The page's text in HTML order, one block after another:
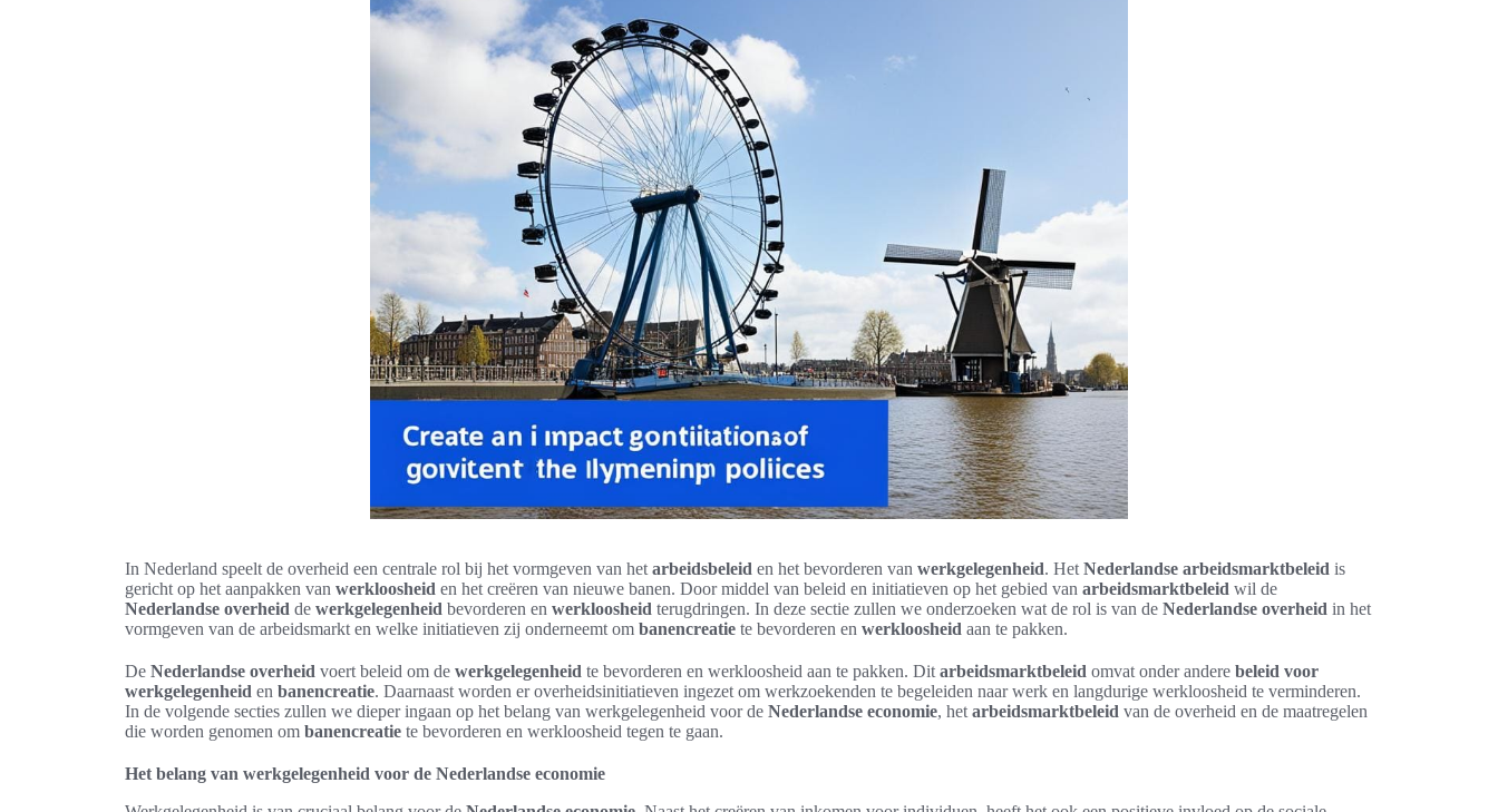
In Nederland speelt de overheid een centrale rol bij het vormgeven van het arbeidsbeleid en het bevorderen van werkgelegenheid. Het Nederlandse arbeidsmarktbeleid is
gericht op het aanpakken van werkloosheid en het creëren van nieuwe banen. Door middel van beleid en initiatieven op het gebied van arbeidsmarktbeleid wil de
Nederlandse overheid de werkgelegenheid bevorderen en werkloosheid terugdringen. In deze sectie zullen we onderzoeken wat de rol is van de Nederlandse overheid in het
vormgeven van de arbeidsmarkt en welke initiatieven zij onderneemt om banencreatie te bevorderen en werkloosheid aan te pakken.
De Nederlandse overheid voert beleid om de werkgelegenheid te bevorderen en werkloosheid aan te pakken. Dit arbeidsmarktbeleid omvat onder andere beleid voor
werkgelegenheid en banencreatie. Daarnaast worden er overheidsinitiatieven ingezet om werkzoekenden te begeleiden naar werk en langdurige werkloosheid te verminderen.
In de volgende secties zullen we dieper ingaan op het belang van werkgelegenheid voor de Nederlandse economie, het arbeidsmarktbeleid van de overheid en de maatregelen
die worden genomen om banencreatie te bevorderen en werkloosheid tegen te gaan.
Het belang van werkgelegenheid voor de Nederlandse economie